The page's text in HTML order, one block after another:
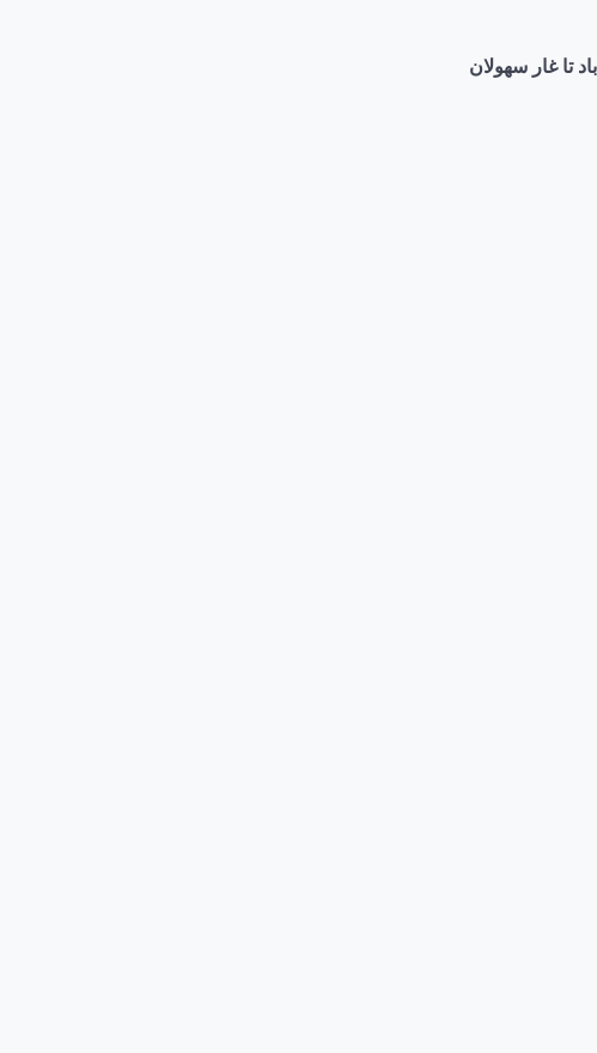
تا غار سهولان